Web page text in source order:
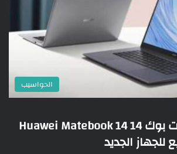
الحواسيب
سعر هواوي ميت بوك 14 Huawei Matebook 14